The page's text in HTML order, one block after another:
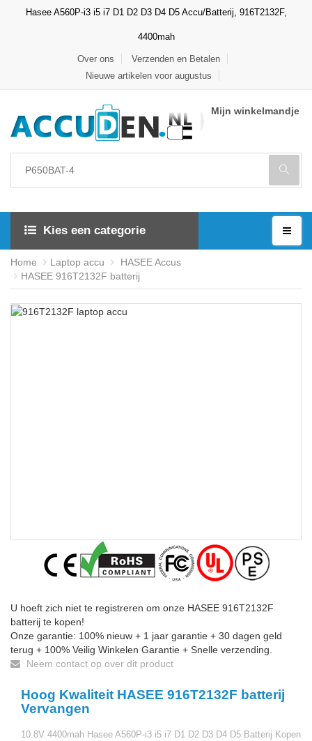
Hasee A560P-i3 i5 i7 D1 D2 D3 D4 D5 Accu/Batterij, 916T2132F,
4400mah
Over ons
Verzenden en Betalen
Nieuwe artikelen voor augustus
Mijn winkelmandje
Kies een categorie
Home Laptop accu
HASEE Accus
HASEE 916T2132F batterij
U hoeft zich niet te registreren om onze HASEE 916T2132F
batterij te kopen!
Onze garantie: 100% nieuw + 1 jaar garantie + 30 dagen geld
terug + 100% Veilig Winkelen Garantie + Snelle verzending.
Neem contact op over dit product
Hoog Kwaliteit HASEE 916T2132F batterij
Vervangen
10.8V 4400mah Hasee A560P-i3 i5 i7 D1 D2 D3 D4 D5 Batterij Kopen